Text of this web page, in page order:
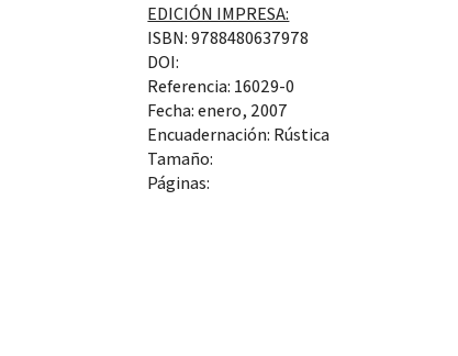
EDICIÓN IMPRESA:
ISBN: 9788480637978
DOI:
Referencia: 16029-0
Fecha: enero, 2007
Encuadernación: Rústica
Tamaño:
Páginas: